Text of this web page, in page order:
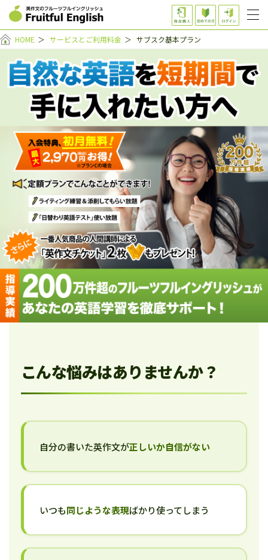
HOME ＞ サービスとご利用料金 ＞ サブスク基本プラン
こんな悩みはありませんか？
自分の書いた英作文が正しいか自信がない
いつも同じような表現ばかり使ってしまう